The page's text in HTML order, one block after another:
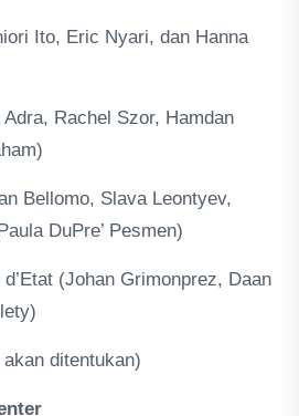
Ito, Eric Nyari, dan Hanna
Rachel Szor, Hamdan
Bellomo, Slava Leontyev,
DuPre’ Pesmen)
(Johan Grimonprez, Daan
ditentukan)